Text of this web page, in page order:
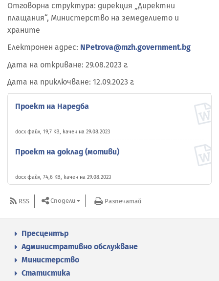
Отговорна структура: дирекция „Директни
плащания“, Министерство на земеделието и
храните
Електронен адрес: NPetrova@mzh.government.bg
Дата на откриване: 29.08.2023 г.
Дата на приключване: 12.09.2023 г.
Проект на Наредба
docx файл, 19,7 KB, качен на 29.08.2023
Проект на доклад (мотиви)
docx файл, 74,6 KB, качен на 29.08.2023
RSS Сподели Разпечатай
Пресцентър
Административно обслужване
Министерство
Статистика